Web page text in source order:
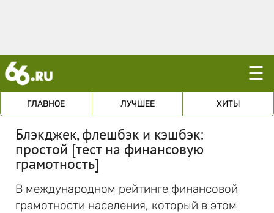
☰
ГЛАВНОЕ ЛУЧШЕЕ ХИТЫ
Блэкджек, флешбэк и кэшбэк:
простой [тест на финансовую
грамотность]
В международном рейтинге финансовой
грамотности населения, который в этом